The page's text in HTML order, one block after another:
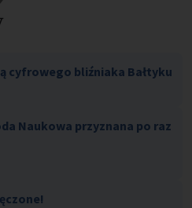
cyfrowego bliźniaka Bałtyku
Naukowa przyznana po raz